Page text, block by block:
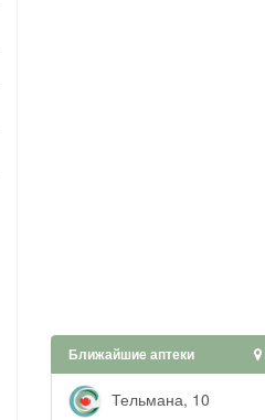
Ближайшие аптеки
Тельмана, 10